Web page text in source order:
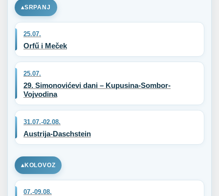
SRPANJ
25.07.
Orfű i Meček
25.07.
29. Simonovićevi dani – Kupusina-Sombor-
Vojvodina
31.07.-02.08.
Austrija-Daschstein
KOLOVOZ
07.-09.08.